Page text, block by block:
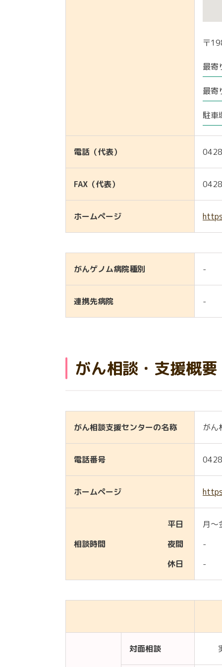
〒
最寄
最寄
駐車
電話（代表）
FAX（代表）
ホームページ
がんゲノム病院種別 -
連携先病院 -
がん相談・支援概要
がん相談支援センターの名称 がん
電話番号
ホームページ
相談時間
平日
月
夜間
-
休日
-
対面相談